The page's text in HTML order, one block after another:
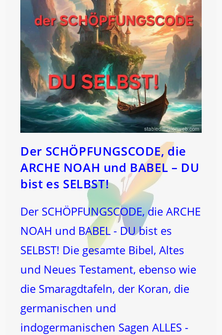
Der SCHÖPFUNGSCODE, die
ARCHE NOAH und BABEL – DU
bist es SELBST!
Der SCHÖPFUNGSCODE, die ARCHE
NOAH und BABEL - DU bist es
SELBST! Die gesamte Bibel, Altes
und Neues Testament, ebenso wie
die Smaragdtafeln, der Koran, die
germanischen und
indogermanischen Sagen ALLES -